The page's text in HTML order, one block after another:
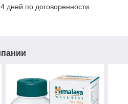
дней по договоренности